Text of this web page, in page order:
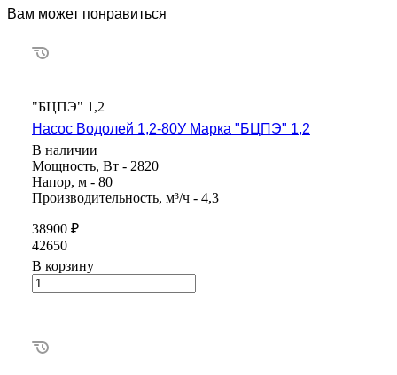
Вам может понравиться
"БЦПЭ" 1,2
Насос Водолей 1,2-80У Марка "БЦПЭ" 1,2
В наличии
Мощность, Вт - 2820
Напор, м - 80
Производительность, м³/ч - 4,3
38900 ₽
42650
В корзину